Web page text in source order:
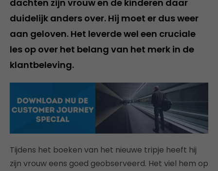
dachten zijn vrouw en de kinderen daar
duidelijk anders over. Hij moet er dus weer
aan geloven. Het leverde wel een cruciale
les op over het belang van het merk in de
klantbeleving.
Tijdens het boeken van het nieuwe tripje heeft hij
zijn vrouw eens goed geobserveerd. Het viel hem op